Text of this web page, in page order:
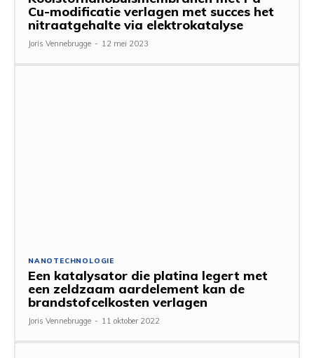
Cu-modificatie verlagen met succes het
nitraatgehalte via elektrokatalyse
Joris Vennebrugge - 12 mei 2023
NANOTECHNOLOGIE
Een katalysator die platina legert met
een zeldzaam aardelement kan de
brandstofcelkosten verlagen
Joris Vennebrugge - 11 oktober 2022